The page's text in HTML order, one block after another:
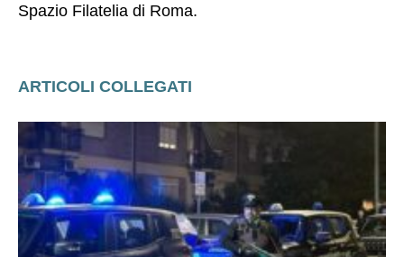
Spazio Filatelia di Roma.
ARTICOLI COLLEGATI